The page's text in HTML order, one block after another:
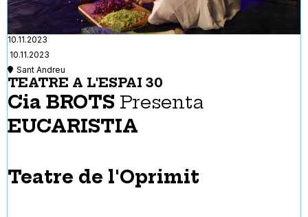
10.11.2023
10.11.2023
Sant Andreu
TEATRE A L'ESPAI 30
Cia BROTS Presenta
EUCARISTIA
Teatre de l'Oprimit